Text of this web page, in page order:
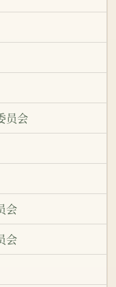
员会
会
会